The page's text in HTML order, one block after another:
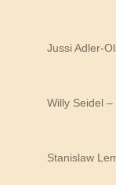
Jussi Adler-
Willy Seidel
Stanislaw